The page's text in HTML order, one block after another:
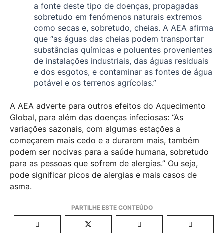
a fonte deste tipo de doenças, propagadas
sobretudo em fenómenos naturais extremos
como secas e, sobretudo, cheias. A AEA afirma
que “as águas das cheias podem transportar
substâncias químicas e poluentes provenientes
de instalações industriais, das águas residuais
e dos esgotos, e contaminar as fontes de água
potável e os terrenos agrícolas.”
A AEA adverte para outros efeitos do Aquecimento
Global, para além das doenças infeciosas: “As
variações sazonais, com algumas estações a
começarem mais cedo e a durarem mais, também
podem ser nocivas para a saúde humana, sobretudo
para as pessoas que sofrem de alergias.” Ou seja,
pode significar picos de alergias e mais casos de
asma.